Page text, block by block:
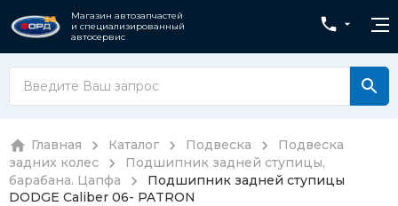
Магазин автозапчастей
и специализированный
автосервис
Главная Каталог Подвеска
Подвеска
задних колес
Подшипник задней ступицы,
барабана. Цапфа
Подшипник задней ступицы
DODGE Caliber 06- PATRON